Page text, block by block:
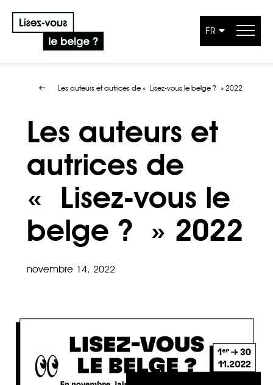
FR
Les auteurs et autrices de « Lisez-vous le belge ? » 2022
Les auteurs et
autrices de
« Lisez-vous le
belge ? » 2022
novembre 14, 2022